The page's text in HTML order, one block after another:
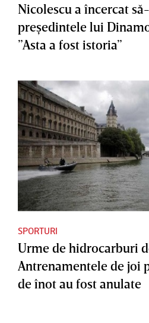
Nicolescu a încercat
preşedintele lui
”Asta a fost istoria”
SPORTURI
Urme de hidrocarburi
Antrenamentele de joi
de înot au fost anulate